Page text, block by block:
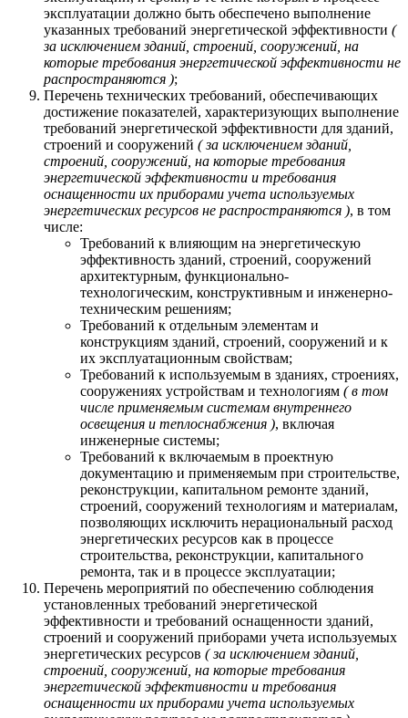
эксплуатации должно быть обеспечено выполнение
указанных требований энергетической эффективности (
за исключением зданий, строений, сооружений, на
которые требования энергетической эффективности не
распространяются );
Перечень технических требований, обеспечивающих
достижение показателей, характеризующих выполнение
требований энергетической эффективности для зданий,
строений и сооружений ( за исключением зданий,
строений, сооружений, на которые требования
энергетической эффективности и требования
оснащенности их приборами учета используемых
энергетических ресурсов не распространяются ), в том
числе:
Требований к влияющим на энергетическую
эффективность зданий, строений, сооружений
архитектурным, функционально-
технологическим, конструктивным и инженерно-
техническим решениям;
Требований к отдельным элементам и
конструкциям зданий, строений, сооружений и к
их эксплуатационным свойствам;
Требований к используемым в зданиях, строениях,
сооружениях устройствам и технологиям ( в том
числе применяемым системам внутреннего
освещения и теплоснабжения ), включая
инженерные системы;
Требований к включаемым в проектную
документацию и применяемым при строительстве,
реконструкции, капитальном ремонте зданий,
строений, сооружений технологиям и материалам,
позволяющих исключить нерациональный расход
энергетических ресурсов как в процессе
строительства, реконструкции, капитального
ремонта, так и в процессе эксплуатации;
Перечень мероприятий по обеспечению соблюдения
установленных требований энергетической
эффективности и требований оснащенности зданий,
строений и сооружений приборами учета используемых
энергетических ресурсов ( за исключением зданий,
строений, сооружений, на которые требования
энергетической эффективности и требования
оснащенности их приборами учета используемых